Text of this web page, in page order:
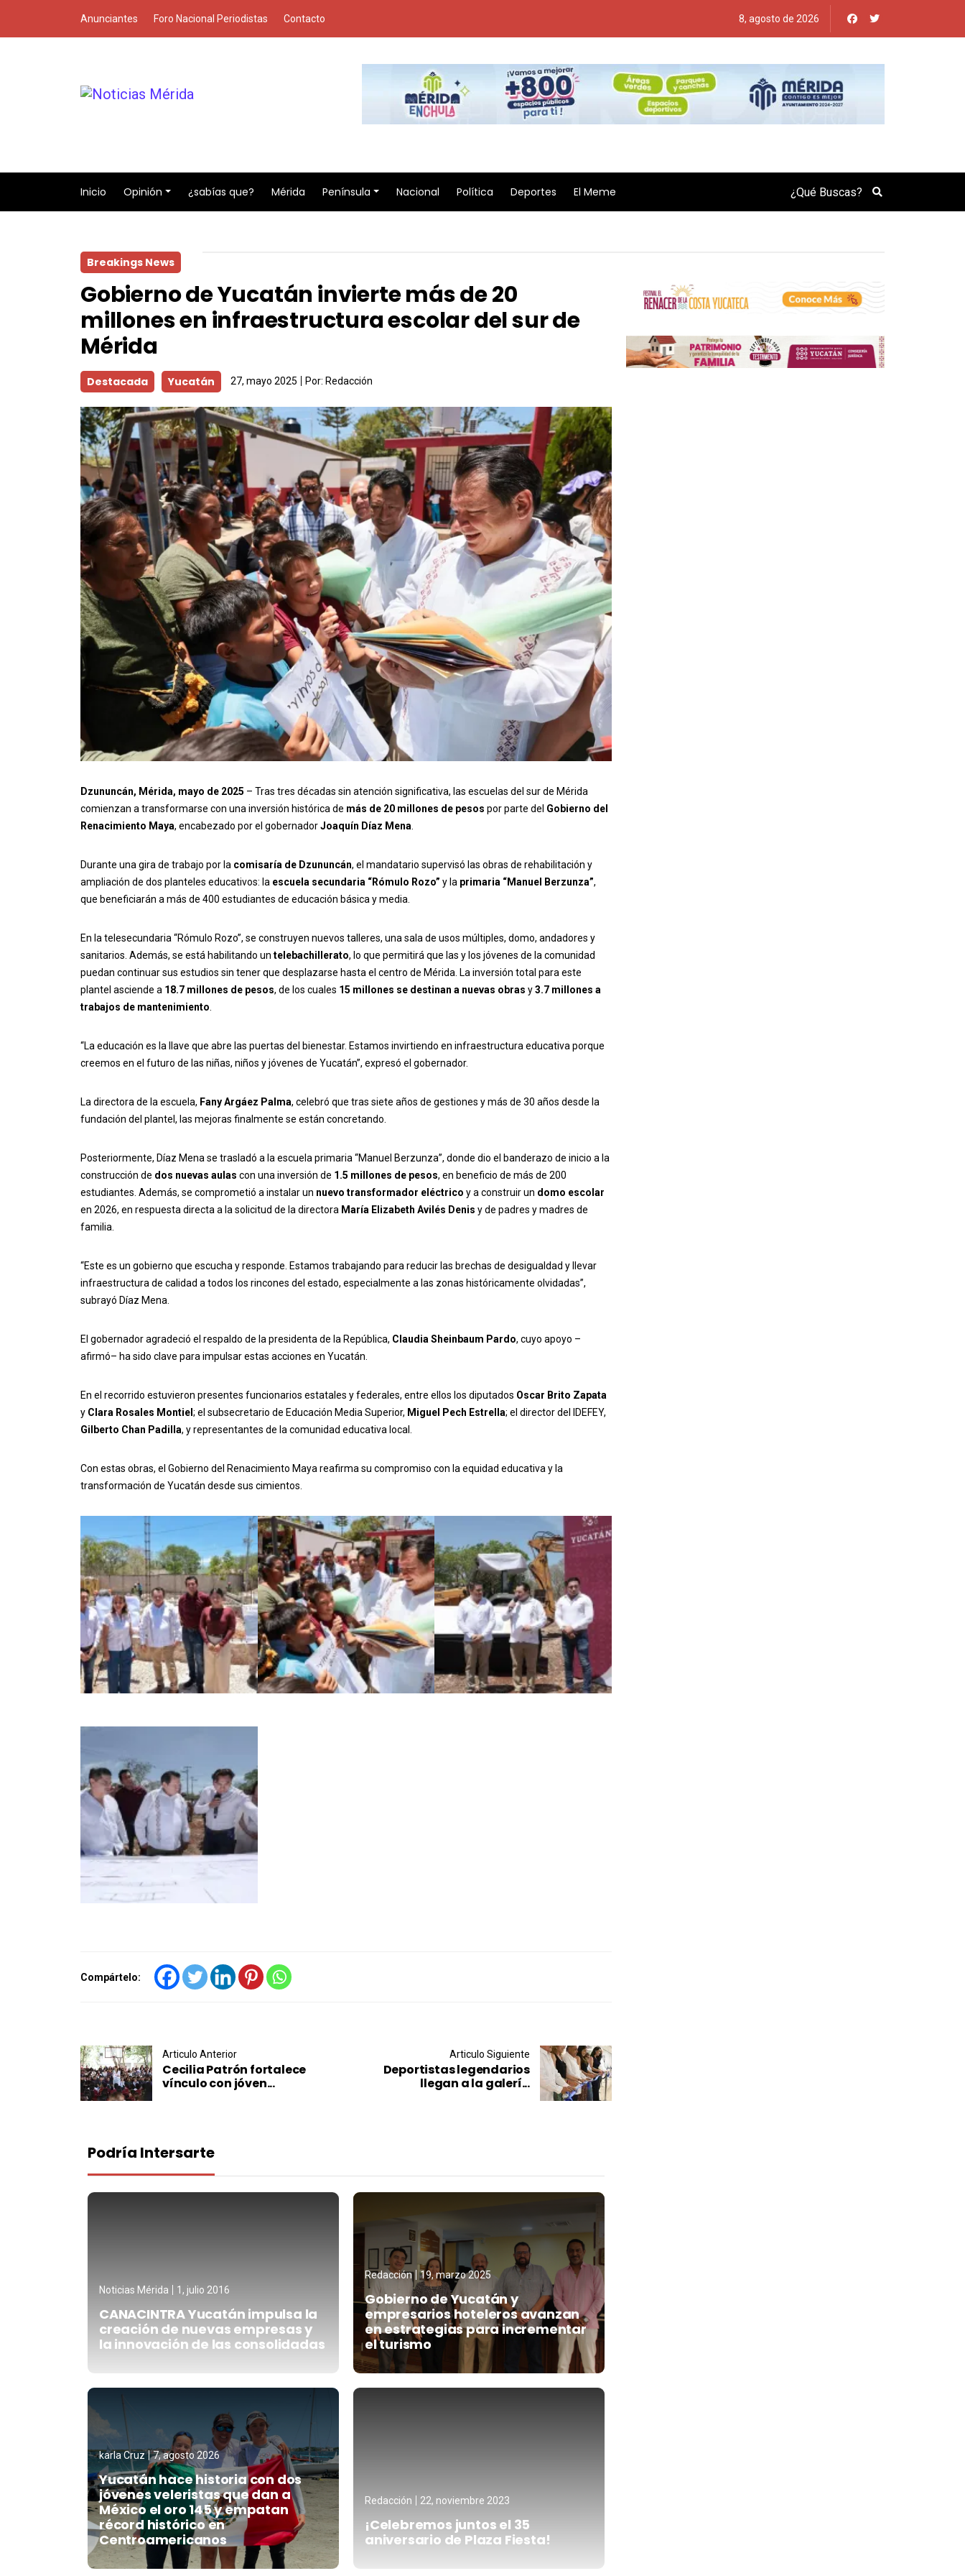
Anunciantes Foro Nacional Periodistas Contacto 8, agosto de 2026
Inicio Opinión ¿sabías que? Mérida Península Nacional Política Deportes El Meme Search
Breakings News
Gobierno de Yucatán invierte más de 20
millones en infraestructura escolar del sur de
Mérida
Destacada Yucatán 27, mayo 2025 Por: Redacción
Dzununcán, Mérida, mayo de 2025 – Tras tres décadas sin atención significativa, las escuelas del sur de Mérida
comienzan a transformarse con una inversión histórica de más de 20 millones de pesos por parte del Gobierno del
Renacimiento Maya, encabezado por el gobernadorJoaquín Díaz Mena
Durante una gira de trabajo por la comisaría de Dzununcán, el mandatario supervisó las obras de rehabilitación y
ampliación de dos planteles educativos: la escuela secundaria “Rómulo Rozo” y la primaria “Manuel Berzunza”,
que beneficiarán a más de 400 estudiantes de educación básica y media.
En la telesecundaria “Rómulo Rozo”, se construyen nuevos talleres, una sala de usos múltiples, domo, andadores y
sanitarios. Además, se está habilitando un telebachillerato, lo que permitirá que las y los jóvenes de la comunidad
puedan continuar sus estudios sin tener que desplazarse hasta el centro de Mérida. La inversión total para este
plantel asciende a 18.7 millones de pesos, de los cuales 15 millones se destinan a nuevas obras y3.7 millones a
trabajos de mantenimiento
“La educación es la llave que abre las puertas del bienestar. Estamos invirtiendo en infraestructura educativa porque
creemos en el futuro de las niñas, niños y jóvenes de Yucatán”, expresó el gobernador.
La directora de la escuela, Fany Argáez Palma, celebró que tras siete años de gestiones y más de 30 años desde la
fundación del plantel, las mejoras finalmente se están concretando.
Posteriormente, Díaz Mena se trasladó a la escuela primaria “Manuel Berzunza”, donde dio el banderazo de inicio a la
construcción de dos nuevas aulas con una inversión de 1.5 millones de pesos, en beneficio de más de 200
estudiantes. Además, se comprometió a instalar un nuevo transformador eléctrico y a construir un domo escolar
en 2026, en respuesta directa a la solicitud de la directora María Elizabeth Avilés Denis y de padres y madres de
familia.
“Este es un gobierno que escucha y responde. Estamos trabajando para reducir las brechas de desigualdad y llevar
infraestructura de calidad a todos los rincones del estado, especialmente a las zonas históricamente olvidadas”,
subrayó Díaz Mena.
El gobernador agradeció el respaldo de la presidenta de la República, Claudia Sheinbaum Pardo, cuyo apoyo –
afirmó– ha sido clave para impulsar estas acciones en Yucatán.
En el recorrido estuvieron presentes funcionarios estatales y federales, entre ellos los diputados Oscar Brito Zapata
y Clara Rosales Montiel ; el subsecretario de Educación Media Superior, Miguel Pech Estrella; el director del IDEFEY,
Gilberto Chan Padilla, y representantes de la comunidad educativa local.
Con estas obras, el Gobierno del Renacimiento Maya reafirma su compromiso con la equidad educativa y la
transformación de Yucatán desde sus cimientos.
Compártelo:
Post navigation
Articulo Anterior
Cecilia Patrón fortalece
vínculo con jóven...
Articulo Siguiente
Deportistas legendarios
llegan a la galerí...
Podría Intersarte
Noticias Mérida 1, julio 2016
CANACINTRA Yucatán impulsa la
creación de nuevas empresas y
la innovación de las consolidadas
Redacción 19, marzo 2025
Gobierno de Yucatán y
empresarios hoteleros avanzan
en estrategias para incrementar
el turismo
karla Cruz 7, agosto 2026
Yucatán hace historia con dos
jóvenes veleristas que dan a
México el oro 145 y empatan
récord histórico en
Centroamericanos
Redacción 22, noviembre 2023
¡Celebremos juntos el 35
aniversario de Plaza Fiesta!